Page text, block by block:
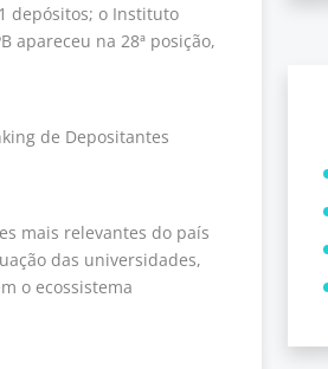
depósitos; o Instituto
apareceu na 28ª posição,
de Depositantes
mais relevantes do país
das universidades,
o ecossistema